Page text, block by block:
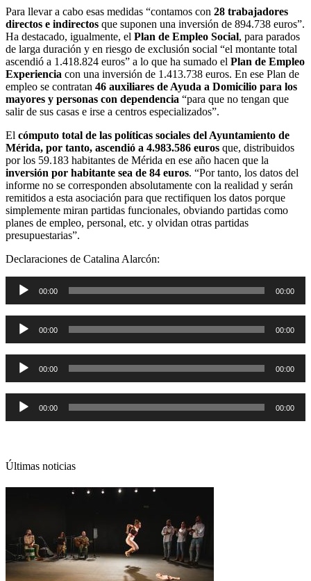
Para llevar a cabo esas medidas “contamos con 28 trabajadores
directos e indirectos que suponen una inversión de 894.738 euros”.
Ha destacado, igualmente, el Plan de Empleo Social, para parados
de larga duración y en riesgo de exclusión social “el montante total
ascendió a 1.418.824 euros” a lo que ha sumado el Plan de Empleo
Experiencia con una inversión de 1.413.738 euros. En ese Plan de
empleo se contratan 46 auxiliares de Ayuda a Domicilio para los
mayores y personas con dependencia “para que no tengan que
salir de sus casas e irse a centros especializados”.
El cómputo total de las políticas sociales del Ayuntamiento de
Mérida, por tanto, ascendió a 4.983.586 euros que, distribuidos
por los 59.183 habitantes de Mérida en ese año hacen que la
inversión por habitante sea de 84 euros. “Por tanto, los datos del
informe no se corresponden absolutamente con la realidad y serán
remitidos a esta asociación para que rectifiquen los datos porque
simplemente miran partidas funcionales, obviando partidas como
planes de empleo, personal, etc. y olvidan otras partidas
presupuestarias”.
Declaraciones de Catalina Alarcón:
Reproductor
audio
00:00 00:00
Reproductor
audio
00:00 00:00
Reproductor
audio
00:00 00:00
Reproductor
audio
00:00 00:00
Últimas noticias